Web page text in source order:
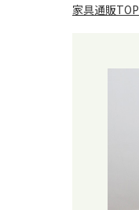
家具通販TOP